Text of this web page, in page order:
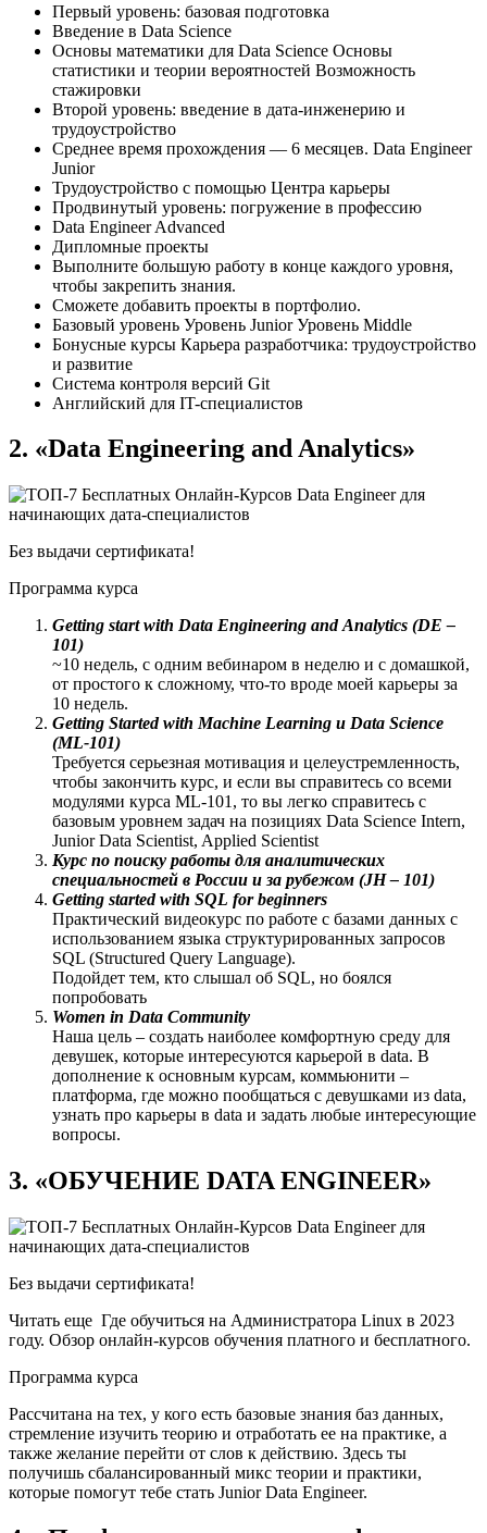
Первый уровень: базовая подготовка
Введение в Data Science
Основы математики для Data Science Основы
статистики и теории вероятностей Возможность
стажировки
Второй уровень: введение в дата-инженерию и
трудоустройство
Среднее время прохождения — 6 месяцев. Data Engineer
Junior
Трудоустройство с помощью Центра карьеры
Продвинутый уровень: погружение в профессию
Data Engineer Advanced
Дипломные проекты
Выполните большую работу в конце каждого уровня,
чтобы закрепить знания.
Сможете добавить проекты в портфолио.
Базовый уровень Уровень Junior Уровень Middle
Бонусные курсы Карьера разработчика: трудоустройство
и развитие
Система контроля версий Git
Английский для IT-специалистов
2. «Data Engineering and Analytics»
Без выдачи сертификата!
Программа курса
Getting start with Data Engineering and Analytics (DE –
101)
~10 недель, с одним вебинаром в неделю и с домашкой,
от простого к сложному, что-то вроде моей карьеры за
10 недель.
Getting Started with Machine Learning и Data Science
(ML-101)
Требуется серьезная мотивация и целеустремленность,
чтобы закончить курс, и если вы справитесь со всеми
модулями курса ML-101, то вы легко справитесь с
базовым уровнем задач на позициях Data Science Intern,
Junior Data Scientist, Applied Scientist
Курс по поиску работы для аналитических
специальностей в России и за рубежом (JH – 101)
Getting started with SQL for beginners
Практический видеокурс по работе с базами данных с
использованием языка структурированных запросов
SQL (Structured Query Language).
Подойдет тем, кто слышал об SQL, но боялся
попробовать
Women in Data Community
Наша цель – создать наиболее комфортную среду для
девушек, которые интересуются карьерой в data. В
дополнение к основным курсам, коммьюнити –
платформа, где можно пообщаться с девушками из data,
узнать про карьеры в data и задать любые интересующие
вопросы.
3. «ОБУЧЕНИЕ DATA ENGINEER»
Без выдачи сертификата!
Читать еще Где обучиться на Администратора Linux в 2023
году. Обзор онлайн-курсов обучения платного и бесплатного.
Программа курса
Рассчитана на тех, у кого есть базовые знания баз данных,
стремление изучить теорию и отработать ее на практике, а
также желание перейти от слов к действию. Здесь ты
получишь сбалансированный микс теории и практики,
которые помогут тебе стать Junior Data Engineer.